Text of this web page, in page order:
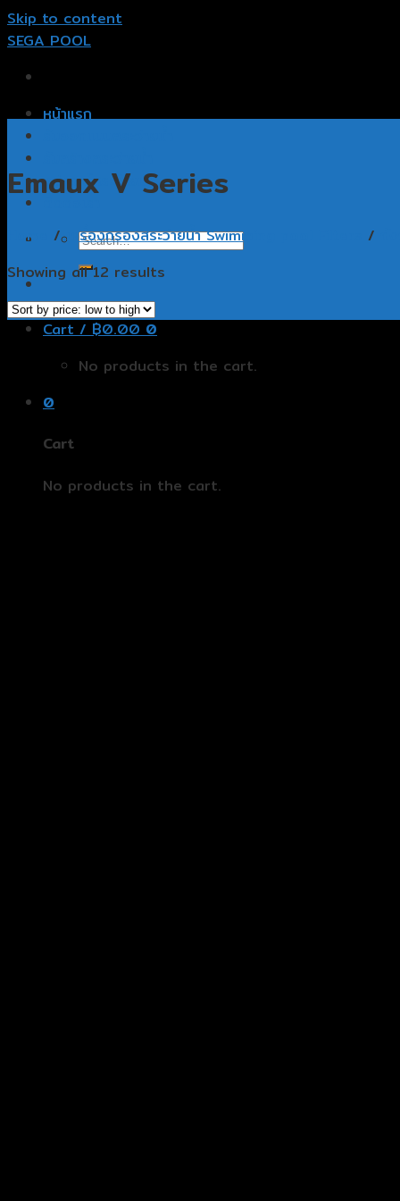
Skip to content
SEGA POOL
หน้าแรก
อุปกรณ์สระว่ายน้ำ
Cart /฿0.00 0
No products in the cart.
0
Cart
No products in the cart.
Emaux V Series
Home / เครื่องกรองสระว่ายน้ำ Swimming pool Filters /
Showing all 12 results